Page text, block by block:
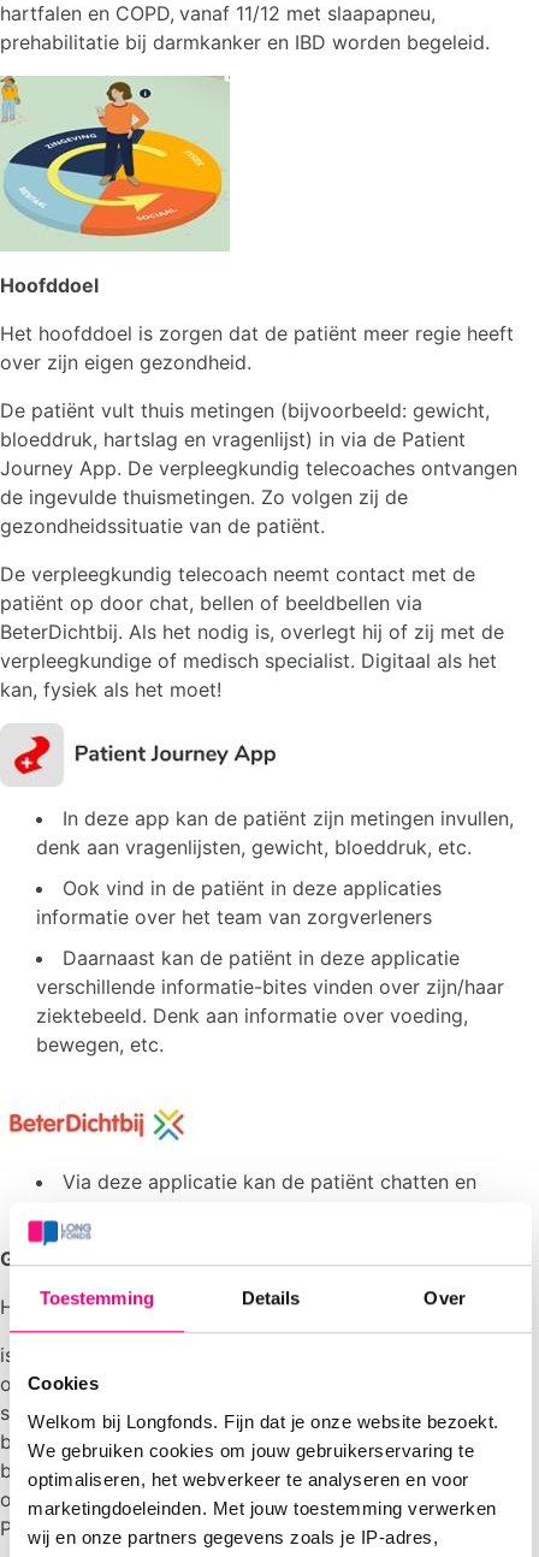
Toestemming Details Over
Cookies
Welkom bij Longfonds. Fijn dat je onze website bezoekt.
We gebruiken cookies om jouw gebruikerservaring te
optimaliseren, het webverkeer te analyseren en voor
marketingdoeleinden. Met jouw toestemming verwerken
wij en onze partners gegevens zoals je IP-adres,
hartfalen en COPD, vanaf 11/12 met slaapapneu,
prehabilitatie bij darmkanker en IBD worden begeleid.
Hoofddoel
Het hoofddoel is zorgen dat de patiënt meer regie heeft
over zijn eigen gezondheid.
De patiënt vult thuis metingen (bijvoorbeeld: gewicht,
bloeddruk, hartslag en vragenlijst) in via de Patient
Journey App. De verpleegkundig telecoaches ontvangen
de ingevulde thuismetingen. Zo volgen zij de
gezondheidssituatie van de patiënt.
De verpleegkundig telecoach neemt contact met de
patiënt op door chat, bellen of beeldbellen via
BeterDichtbij. Als het nodig is, overlegt hij of zij met de
verpleegkundige of medisch specialist. Digitaal als het
kan, fysiek als het moet!
In deze app kan de patiënt zijn metingen invullen,
denk aan vragenlijsten, gewicht, bloeddruk, etc.
Ook vind in de patiënt in deze applicaties
informatie over het team van zorgverleners
Daarnaast kan de patiënt in deze applicatie
verschillende informatie-bites vinden over zijn/haar
ziektebeeld. Denk aan informatie over voeding,
bewegen, etc.
Via deze applicatie kan de patiënt chatten en
Gezondheidsgesprek
Het gezondheidsgesprek
is ondersteunend door met de patiënt in gesprek te gaan
over hun gezondheid en samen gezondheidsdoelen op te
stellen. Dit kan zijn op het gebied van voeding en
bewegen maar ook andere zaken die hun gezondheid
beïnvloeden. Hierbij kan gebruik worden gemaakt van
onderstaande vragenlijst uit het spinnenweb van Mijn
Positieve gezondheid.